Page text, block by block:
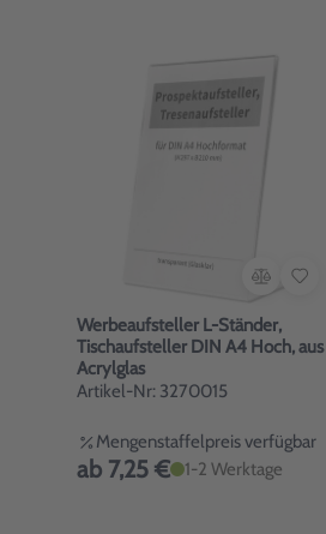
Werbeaufsteller L-Ständer,
Tischaufsteller DIN A4 Hoch, aus
Acrylglas
Artikel-Nr: 3270015
Mengenstaffelpreis verfügbar
ab 7,25 € 1-2 Werktage